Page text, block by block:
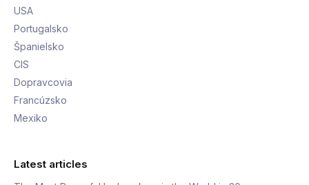
USA
Portugalsko
Španielsko
CIS
Dopravcovia
Francúzsko
Mexiko
Latest articles